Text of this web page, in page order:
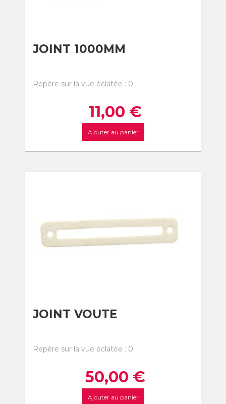
JOINT 1000MM
Repère sur la vue éclatée : 0
11,00 €
Ajouter au panier
JOINT VOUTE
Repère sur la vue éclatée : 0
50,00 €
Ajouter au panier